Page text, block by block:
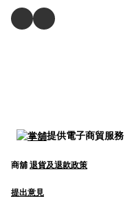
提供電子商貿服務
商舖 退貨及退款政策
提出意見